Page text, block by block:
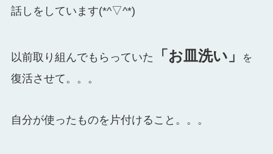
話しをしています(*^▽^*)
以前取り組んでもらっていた 「お皿洗い」 を
復活させて。。。
自分が使ったものを片付けること。。。